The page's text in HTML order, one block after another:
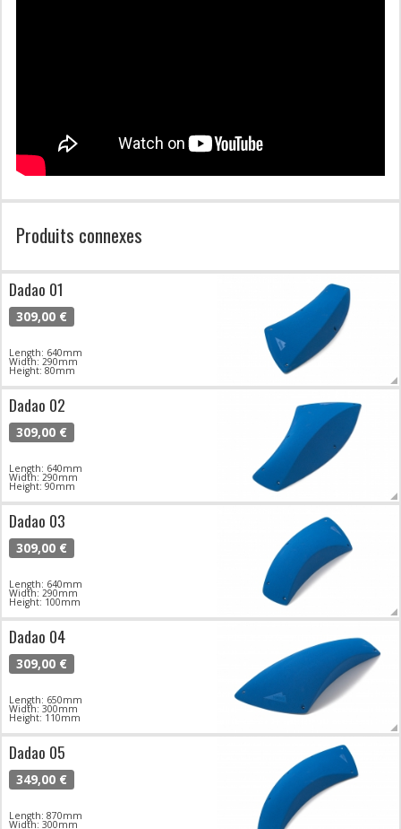
Produits connexes
Dadao 01
309,00 €
Length: 640mm
Width: 290mm
Height: 80mm
Dadao 02
309,00 €
Length: 640mm
Width: 290mm
Height: 90mm
Dadao 03
309,00 €
Length: 640mm
Width: 290mm
Height: 100mm
Dadao 04
309,00 €
Length: 650mm
Width: 300mm
Height: 110mm
Dadao 05
349,00 €
Length: 870mm
Width: 300mm